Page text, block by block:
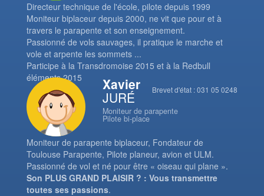
Directeur technique de l'école, pilote depuis 1999
Moniteur biplaceur depuis 2000, ne vit que pour et à
travers le parapente et son enseignement.
Passionné de vols sauvages, il pratique le marche et
vole et arpente les sommets ...
Participe à la Transdromoise 2015 et à la Redbull
éléments 2015
Brevet d'état : 031 05 0248
Xavier
JURÉ
Moniteur de parapente
Pilote bi-place
Moniteur de parapente biplaceur, Fondateur de
Toulouse Parapente, Pilote planeur, avion et ULM.
Passionné de vol et né pour être « oiseau qui plane ».
Son PLUS GRAND PLAISIR ? : Vous transmettre
toutes ses passions.